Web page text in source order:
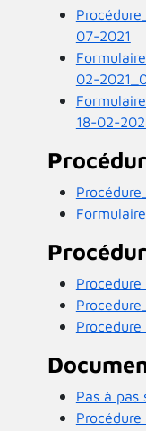
07-2021
02-
18-02-
Pas à pas